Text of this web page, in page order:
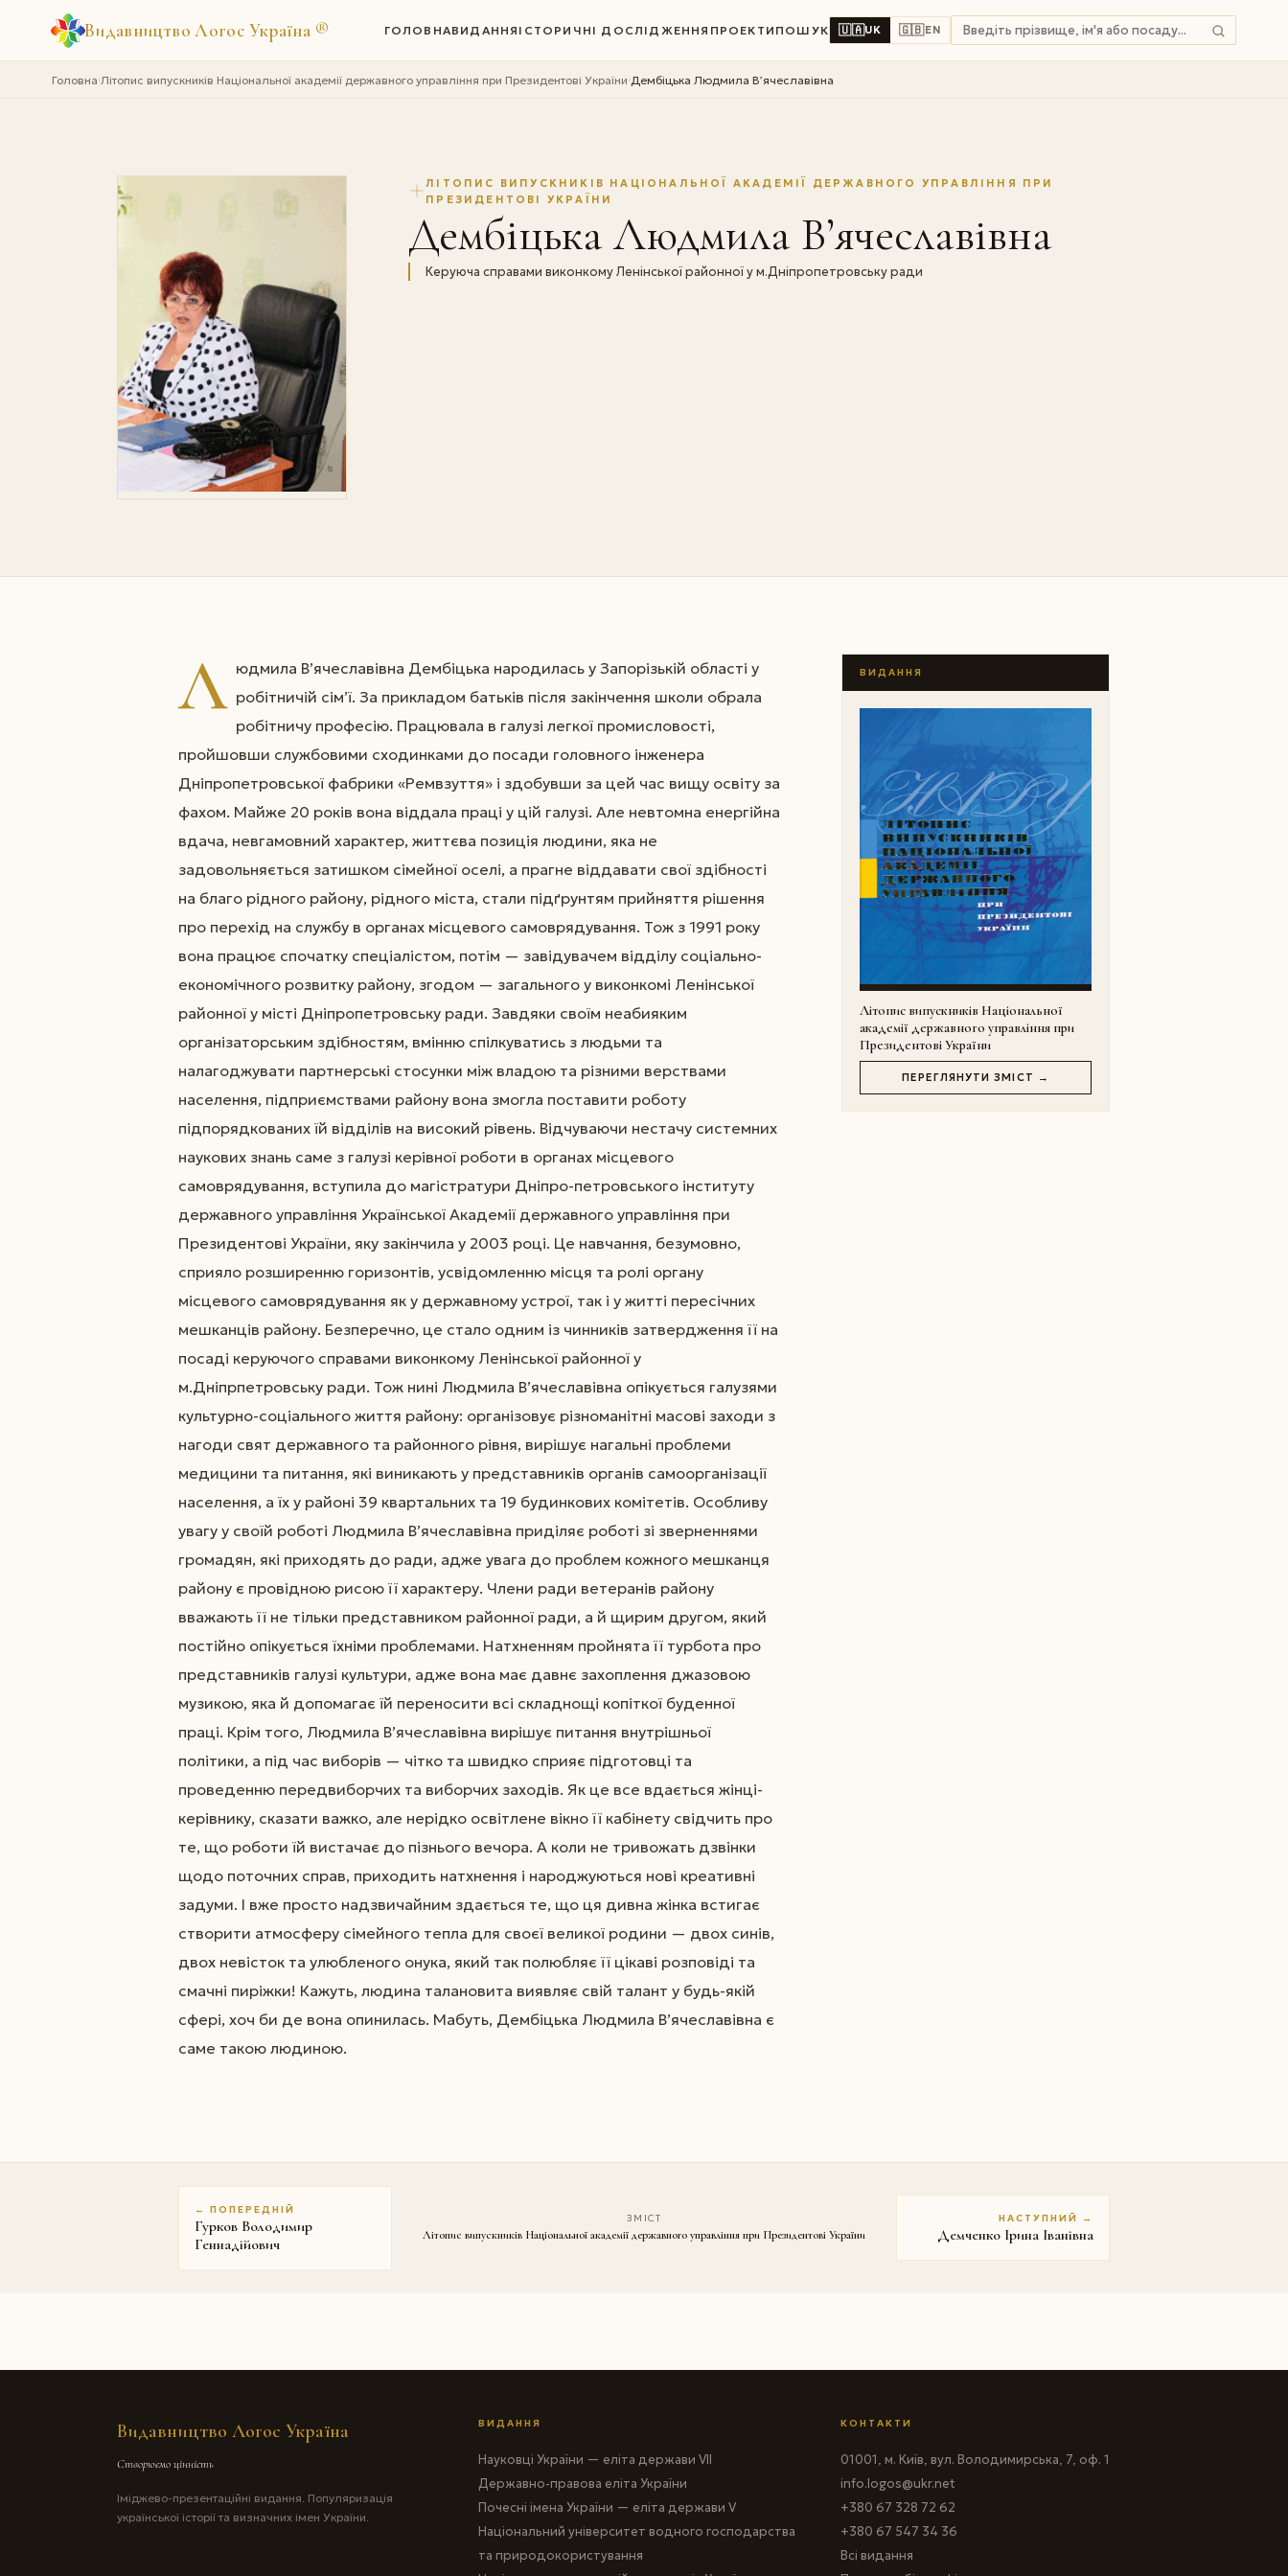
Видавництво Логос Україна ® ГОЛОВНАВИДАННЯ ІСТОРИЧНІ ДОСЛІДЖЕННЯ ПРОЕКТИ ПОШУК 🇺🇦UK 🇬🇧EN
Головна›Літопис випускників Національної академії державного управління при Президентові України›Дембіцька Людмила В’ячеславівна
ЛІТОПИС ВИПУСКНИКІВ НАЦІОНАЛЬНОЇ АКАДЕМІЇ ДЕРЖАВНОГО УПРАВЛІННЯ ПРИ
ПРЕЗИДЕНТОВІ УКРАЇНИ
Дембіцька Людмила В’ячеславівна
Керуюча справами виконкому Ленінської районної у м.Дніпропетровську ради
Л юдмила В’ячеславівна Дембіцька народилась у Запорізькій області у
робітничій сім’ї. За прикладом батьків після закінчення школи обрала
робітничу професію. Працювала в галузі легкої промисловості,
пройшовши службовими сходинками до посади головного інженера
Дніпропетровської фабрики «Ремвзуття» і здобувши за цей час вищу освіту за
фахом. Майже 20 років вона віддала праці у цій галузі. Але невтомна енергійна
вдача, невгамовний характер, життєва позиція людини, яка не
задовольняється затишком сімейної оселі, а прагне віддавати свої здібності
на благо рідного району, рідного міста, стали підґрунтям прийняття рішення
про перехід на службу в органах місцевого самоврядування. Тож з 1991 року
вона працює спочатку спеціалістом, потім — завідувачем відділу соціально-
економічного розвитку району, згодом — загального у виконкомі Ленінської
районної у місті Дніпропетровську ради. Завдяки своїм неабияким
організаторським здібностям, вмінню спілкуватись з людьми та
налагоджувати партнерські стосунки між владою та різними верствами
населення, підприємствами району вона змогла поставити роботу
підпорядкованих їй відділів на високий рівень. Відчуваючи нестачу системних
наукових знань саме з галузі керівної роботи в органах місцевого
самоврядування, вступила до магістратури Дніпро-петровського інституту
державного управління Української Академії державного управління при
Президентові України, яку закінчила у 2003 році. Це навчання, безумовно,
сприяло розширенню горизонтів, усвідомленню місця та ролі органу
місцевого самоврядування як у державному устрої, так і у житті пересічних
мешканців району. Безперечно, це стало одним із чинників затвердження її на
посаді керуючого справами виконкому Ленінської районної у
м.Дніпрпетровську ради. Тож нині Людмила В’ячеславівна опікується галузями
культурно-соціального життя району: організовує різноманітні масові заходи з
нагоди свят державного та районного рівня, вирішує нагальні проблеми
медицини та питання, які виникають у представників органів самоорганізації
населення, а їх у районі 39 квартальних та 19 будинкових комітетів. Особливу
увагу у своїй роботі Людмила В’ячеславівна приділяє роботі зі зверненнями
громадян, які приходять до ради, адже увага до проблем кожного мешканця
району є провідною рисою її характеру. Члени ради ветеранів району
вважають її не тільки представником районної ради, а й щирим другом, який
постійно опікується їхніми проблемами. Натхненням пройнята її турбота про
представників галузі культури, адже вона має давнє захоплення джазовою
музикою, яка й допомагає їй переносити всі складнощі копіткої буденної
праці. Крім того, Людмила В’ячеславівна вирішує питання внутрішньої
політики, а під час виборів — чітко та швидко сприяє підготовці та
проведенню передвиборчих та виборчих заходів. Як це все вдається жінці-
керівнику, сказати важко, але нерідко освітлене вікно її кабінету свідчить про
те, що роботи їй вистачає до пізнього вечора. А коли не тривожать дзвінки
щодо поточних справ, приходить натхнення і народжуються нові креативні
задуми. І вже просто надзвичайним здається те, що ця дивна жінка встигає
створити атмосферу сімейного тепла для своєї великої родини — двох синів,
двох невісток та улюбленого онука, який так полюбляє її цікаві розповіді та
смачні пиріжки! Кажуть, людина талановита виявляє свій талант у будь-якій
сфері, хоч би де вона опинилась. Мабуть, Дембіцька Людмила В’ячеславівна є
саме такою людиною.
ВИДАННЯ
Літопис випускників Національної
академії державного управління при
Президентові України
ПЕРЕГЛЯНУТИ ЗМІСТ →
← ПОПЕРЕДНІЙ
Гурков Володимир
Геннадійович
ЗМІСТ
Літопис випускників Національної академії державного управління при Президентові України
НАСТУПНИЙ →
Демченко Ірина Іванівна
Видавництво Логос Україна
Створюємо цінність
Іміджево-презентаційні видання. Популяризація
української історії та визначних імен України.
ВИДАННЯ
Науковці України — еліта держави VII
Державно-правова еліта України
Почесні імена України — еліта держави V
Національний університет водного господарства
та природокористування
КОНТАКТИ
01001, м. Київ, вул. Володимирська, 7, оф. 1
info.logos@ukr.net
+380 67 328 72 62
+380 67 547 34 36
Всі видання